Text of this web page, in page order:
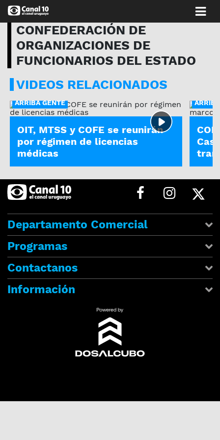
CONFEDERACIÓN DE
ORGANIZACIONES DE
FUNCIONARIOS DEL ESTADO
VIDEOS RELACIONADOS
ARRIBA GENTE
OIT, MTSS y COFE se reunirán
por régimen de licencias
médicas
Departamento Comercial
Programas
Contactanos
Información